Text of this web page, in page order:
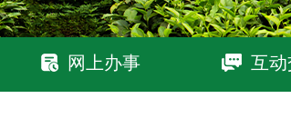
网上办事 互动